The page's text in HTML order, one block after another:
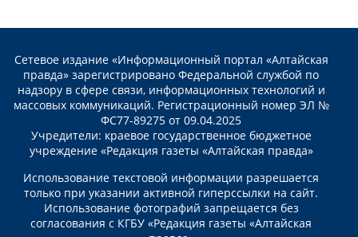
Сетевое издание «Информационный портал «Алтайская
правда» зарегистрировано Федеральной службой по
надзору в сфере связи, информационных технологий и
массовых коммуникаций. Регистрационный номер ЭЛ №
ФС77-89275 от 09.04.2025
Учредители: краевое государственное бюджетное
учреждение «Редакция газеты «Алтайская правда»
Использование текстовой информации разрешается
только при указании активной гиперссылки на сайт.
Использование фотографий запрещается без
согласования с КГБУ «Редакция газеты «Алтайская